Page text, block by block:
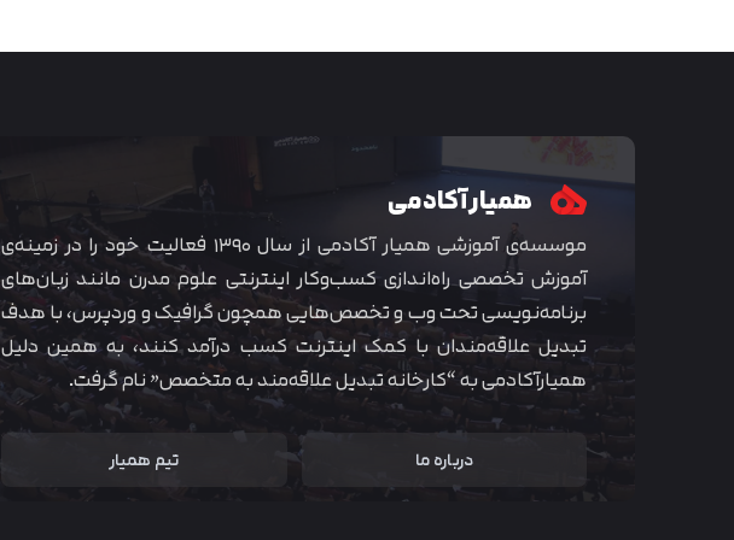
همیار آکادمی
موسسه‌ی آموزشی همیار آکادمی از سال ۱۳۹۰ فعالیت خود را در زمینه‌ی
آموزش تخصصی راه‌اندازی کسب‌و‌کار اینترنتی علوم مدرن مانند زبان‌های
برنامه‌نویسی تحت وب و تخصص‌هایی همچون گرافیک و وردپرس، با هدف
تبدیل علاقه‌مندان با کمک اینترنت کسب درآمد کنند، به همین دلیل
همیارآکادمی به “کارخانه تبدیل علاقه‌مند به متخصص” نام گرفت.
درباره ما تیم همیار